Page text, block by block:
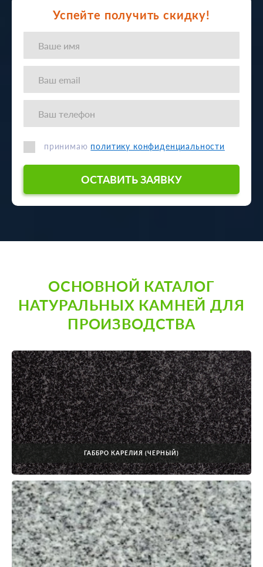
Успейте получить скидку!
принимаю политику конфиденциальности
ОСТАВИТЬ ЗАЯВКУ
ОСНОВНОЙ КАТАЛОГ
НАТУРАЛЬНЫХ КАМНЕЙ ДЛЯ
ПРОИЗВОДСТВА
ГАББРО КАРЕЛИЯ (ЧЕРНЫЙ)